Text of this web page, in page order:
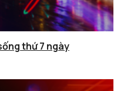
thứ 7 ngày